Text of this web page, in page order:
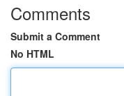
Comments
Submit a Comment
No HTML